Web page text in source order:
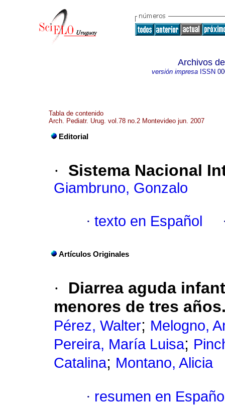
Archivos
versión impresaISSN
Tabla de contenido
Arch. Pediatr. Urug. vol.78 no.2 Montevideo jun. 2007
Editorial
· Sistema Nacional
Giambruno, Gonzalo
· texto en Español
Artículos Originales
·
Diarrea aguda
menores de tres
Pérez, Walter; Melogno,
Pereira, María Luisa;
Catalina; Montano, Alicia
· resumen en